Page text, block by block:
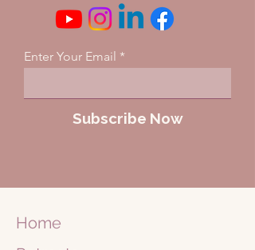
Enter Your Email
Subscribe Now
Home